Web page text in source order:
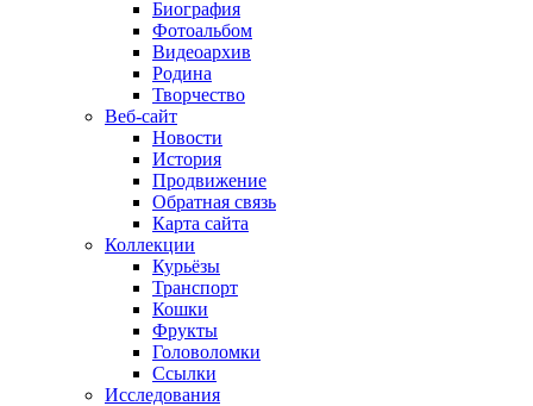
Биография
Фотоальбом
Видеоархив
Родина
Творчество
Веб-сайт
Новости
История
Продвижение
Обратная связь
Карта сайта
Коллекции
Курьёзы
Транспорт
Кошки
Фрукты
Головоломки
Ссылки
Исследования